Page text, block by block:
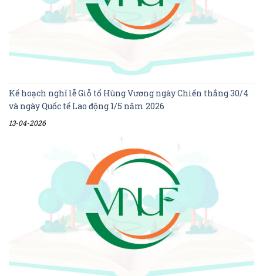
Kế hoạch nghỉ lễ Giỗ tổ Hùng Vương ngày Chiến thắng 30/4
và ngày Quốc tế Lao động 1/5 năm 2026
13-04-2026